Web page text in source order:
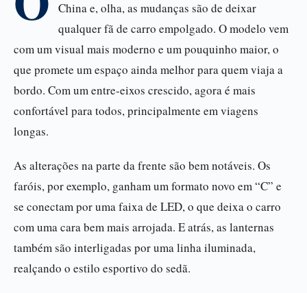
China e, olha, as mudanças são de deixar
qualquer fã de carro empolgado. O modelo vem
com um visual mais moderno e um pouquinho maior, o
que promete um espaço ainda melhor para quem viaja a
bordo. Com um entre-eixos crescido, agora é mais
confortável para todos, principalmente em viagens
longas.
As alterações na parte da frente são bem notáveis. Os
faróis, por exemplo, ganham um formato novo em “C” e
se conectam por uma faixa de LED, o que deixa o carro
com uma cara bem mais arrojada. E atrás, as lanternas
também são interligadas por uma linha iluminada,
realçando o estilo esportivo do sedã.